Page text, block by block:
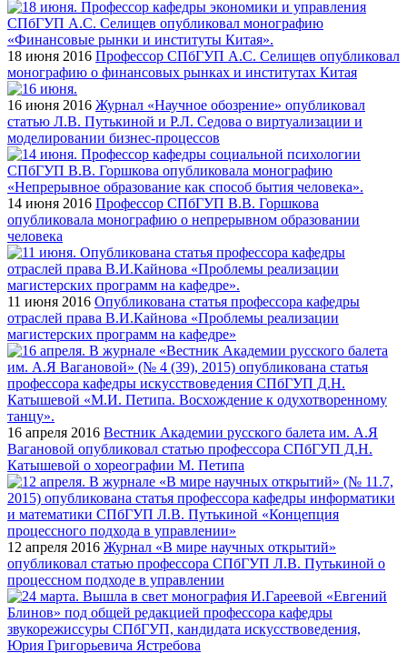
18 июня 2016 Профессор СПбГУП А.С. Селищев опубликовал
монографию о финансовых рынках и институтах Китая
16 июня 2016 Журнал «Научное обозрение» опубликовал
статью Л.В. Путькиной и Р.Л. Седова о виртуализации и
моделировании бизнес-процессов
14 июня 2016 Профессор СПбГУП В.В. Горшкова
опубликовала монографию о непрерывном образовании
человека
11 июня 2016 Опубликована статья профессора кафедры
отраслей права В.И.Кайнова «Проблемы реализации
магистерских программ на кафедре»
16 апреля 2016 Вестник Академии русского балета им. А.Я
Вагановой опубликовал статью профессора СПбГУП Д.Н.
Катышевой о хореографии М. Петипа
12 апреля 2016 Журнал «В мире научных открытий»
опубликовал статью профессора СПбГУП Л.В. Путькиной о
процессном подходе в управлении